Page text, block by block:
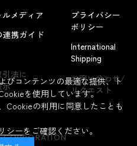
よくあるお問い合わせ
メディア
連携ガイド
法に
示
プライバシー
ポリシー
International
Shipping
お問い合わせ/
リクエスト
びコンテンツの最適な提供、ト
を使用しています。
Cookieの利用に同意したことも
シーをご確認ください。